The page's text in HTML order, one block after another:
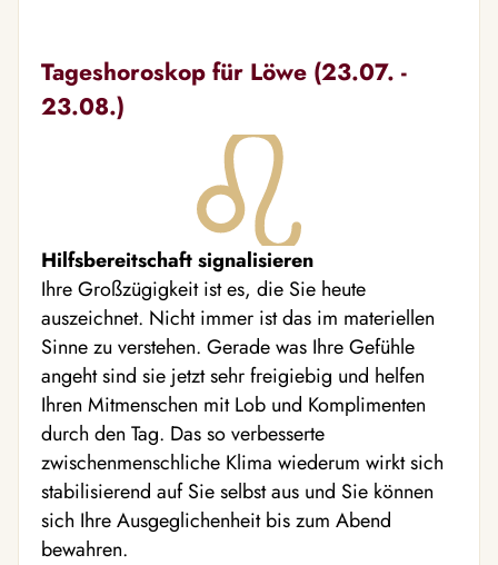
Tageshoroskop für Löwe (23.07. -
23.08.)
Hilfsbereitschaft signalisieren
Ihre Großzügigkeit ist es, die Sie heute
auszeichnet. Nicht immer ist das im materiellen
Sinne zu verstehen. Gerade was Ihre Gefühle
angeht sind sie jetzt sehr freigiebig und helfen
Ihren Mitmenschen mit Lob und Komplimenten
durch den Tag. Das so verbesserte
zwischenmenschliche Klima wiederum wirkt sich
stabilisierend auf Sie selbst aus und Sie können
sich Ihre Ausgeglichenheit bis zum Abend
bewahren.